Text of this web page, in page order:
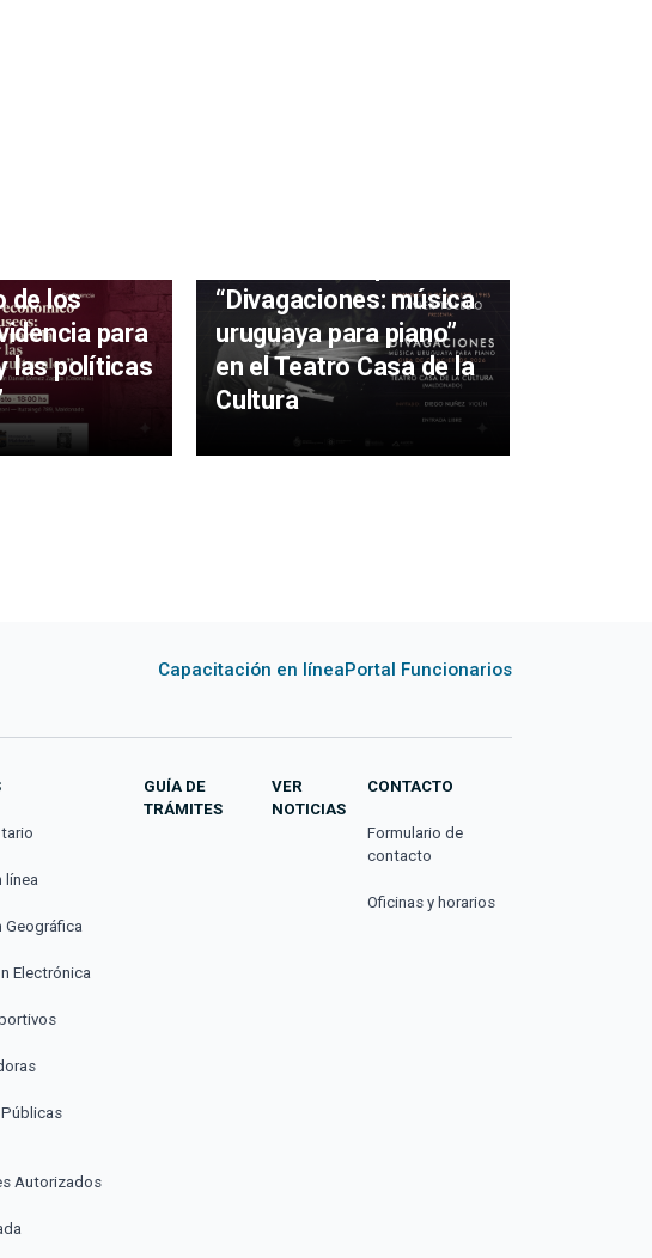
de los
para
las políticas
“Divagaciones: música
uruguaya para piano”
en el Teatro Casa de la
Cultura
Capacitación en líneaPortal Funcionarios
línea
Geográfica
Electrónica
Autorizados
GUÍA DE
TRÁMITES
VER
NOTICIAS
CONTACTO
Formulario de
contacto
Oficinas y horarios